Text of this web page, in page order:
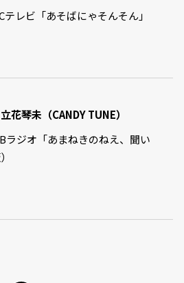
テレビ「あそばにゃそんそん」
花琴未（CANDY TUNE）
ラジオ「あまねきのねえ、聞い